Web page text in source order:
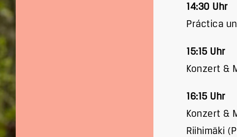
14:30 Uhr
Práctica
15:15 Uhr
Konzert &
16:15 Uhr
Konzert &
Riihimäki